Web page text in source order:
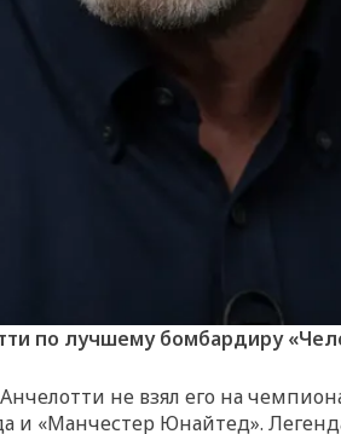
по лучшему бомбардиру
не взял его на
и «Манчестер Юнайтед».